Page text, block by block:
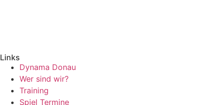
Links
Dynama Donau
Wer sind wir?
Training
Spiel Termine